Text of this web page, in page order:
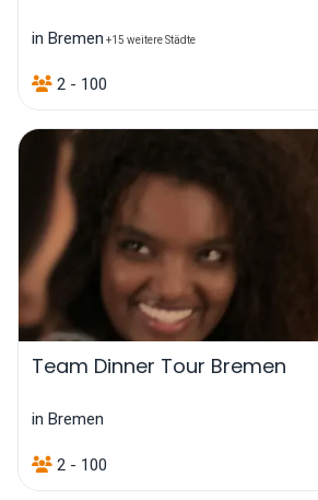
in Bremen +15 weitere Städte
2 - 100
Team Dinner Tour Bremen
in Bremen
2 - 100